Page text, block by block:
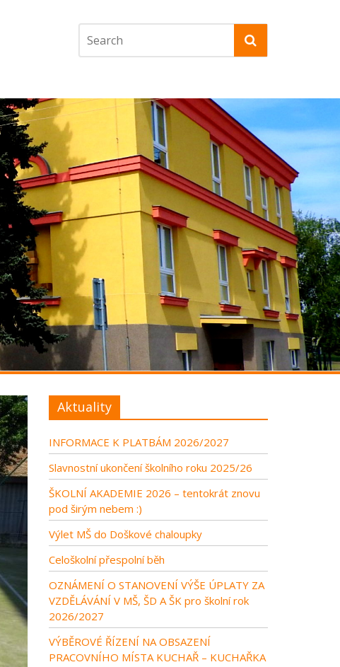
Aktuality
INFORMACE K PLATBÁM 2026/2027
Slavnostní ukončení školního roku 2025/26
ŠKOLNÍ AKADEMIE 2026 – tentokrát znovu
pod širým nebem :)
Výlet MŠ do Doškové chaloupky
Celoškolní přespolní běh
OZNÁMENÍ O STANOVENÍ VÝŠE ÚPLATY ZA
VZDĚLÁVÁNÍ V MŠ, ŠD A ŠK pro školní rok
2026/2027
VÝBĚROVÉ ŘÍZENÍ NA OBSAZENÍ
PRACOVNÍHO MÍSTA KUCHAŘ – KUCHAŘKA